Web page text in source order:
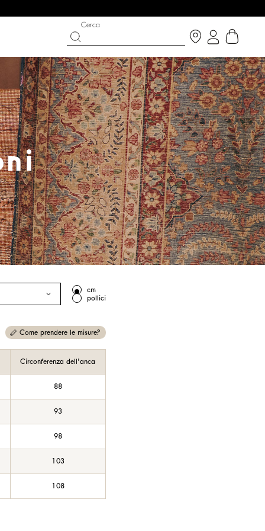
CHANCE
ora
COLLEZIONE PARTYWEAR
Scoprire
SCARPE
Scoprire
THE BRIGHT SIDE
Cerca
cm
pollici
Come prendere le misure?
Circonferenza dell'anca
88
93
98
103
108